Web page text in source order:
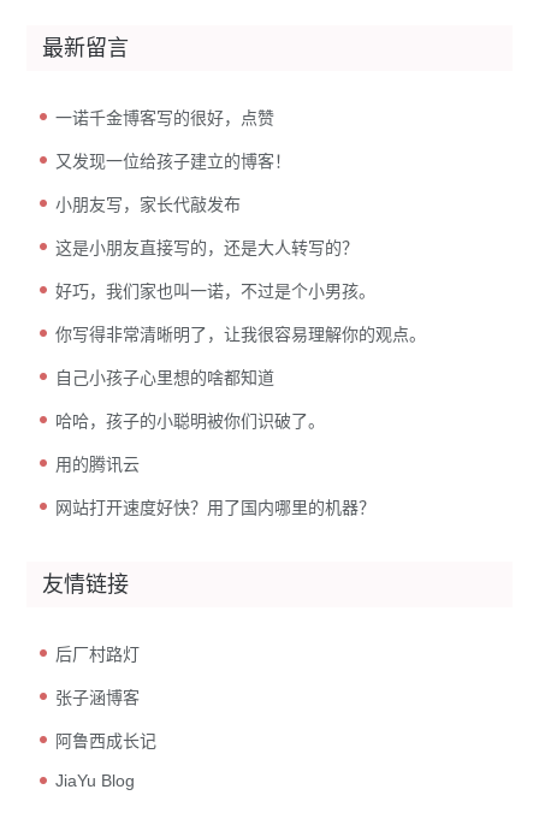
最新留言
一诺千金博客写的很好，点赞
又发现一位给孩子建立的博客！
小朋友写，家长代敲发布
这是小朋友直接写的，还是大人转写的？
好巧，我们家也叫一诺，不过是个小男孩。
你写得非常清晰明了，让我很容易理解你的观点。
自己小孩子心里想的啥都知道
哈哈，孩子的小聪明被你们识破了。
用的腾讯云
网站打开速度好快？用了国内哪里的机器？
友情链接
后厂村路灯
张子涵博客
阿鲁西成长记
JiaYu Blog